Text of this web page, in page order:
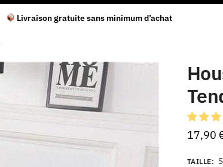
Livraison gratuite sans minimum d’achat
17,90
TAILLE: